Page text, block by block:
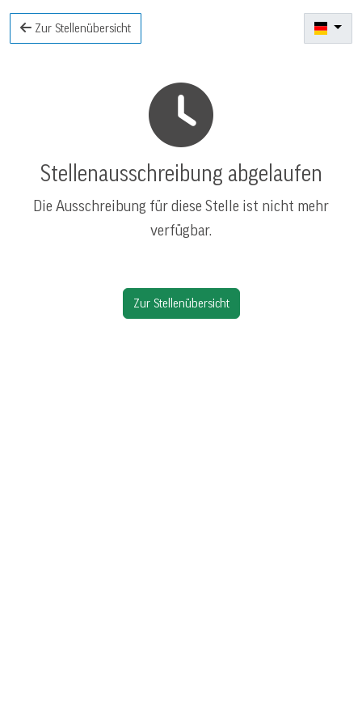
Zur Stellenübersicht
Stellenausschreibung abgelaufen
Die Ausschreibung für diese Stelle ist nicht mehr
verfügbar.
Zur Stellenübersicht